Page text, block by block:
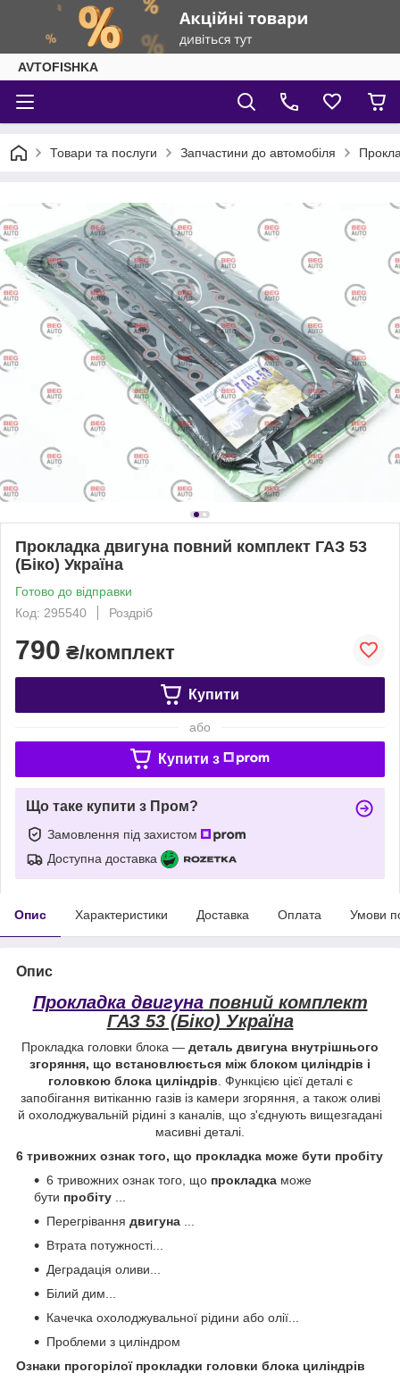
AVTOFISHKA
Товари та послуги Запчастини до автомобіля
Прокладка двигуна повний комплект ГАЗ 53
(Біко) Україна
Готово до відправки
Код: 295540
Роздріб
790 ₴/комплект
Купити
або
Купити з
Що таке купити з Пром?
Замовлення під захистом
Доступна доставка
Опис Характеристики Доставка Оплата Умови
Опис
Прокладка двигунаповний комплект
ГАЗ 53 (Біко) Україна
Прокладка головки блока — деталь двигуна внутрішнього
згоряння, що встановлюється між блоком циліндрів і
головкою блока циліндрів . Функцією цієї деталі є
запобігання витіканню газів із камери згоряння, а також оливі
й охолоджувальній рідині з каналів, що з'єднують вищезгадані
масивні деталі.
6 тривожних ознак того, що прокладка може бути пробіту
6 тривожних ознак того, що прокладка може
бути пробіту
Перегрівання двигуна
Втрата потужності...
Деградація оливи...
Білий дим...
Качечка охолоджувальної рідини або олії...
Проблеми з циліндром
Ознаки прогорілої прокладки головки блока циліндрів